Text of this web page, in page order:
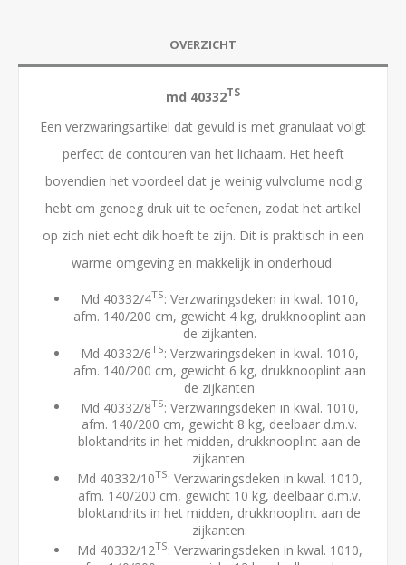
OVERZICHT
md 40332TS
Een verzwaringsartikel dat gevuld is met granulaat volgt
perfect de contouren van het lichaam. Het heeft
bovendien het voordeel dat je weinig vulvolume nodig
hebt om genoeg druk uit te oefenen, zodat het artikel
op zich niet echt dik hoeft te zijn. Dit is praktisch in een
warme omgeving en makkelijk in onderhoud.
Md 40332/4TS: Verzwaringsdeken in kwal. 1010,
afm. 140/200 cm, gewicht 4 kg, drukknooplint aan
de zijkanten.
Md 40332/6TS: Verzwaringsdeken in kwal. 1010,
afm. 140/200 cm, gewicht 6 kg, drukknooplint aan
de zijkanten
Md 40332/8TS: Verzwaringsdeken in kwal. 1010,
afm. 140/200 cm, gewicht 8 kg, deelbaar d.m.v.
bloktandrits in het midden, drukknooplint aan de
zijkanten.
Md 40332/10TS: Verzwaringsdeken in kwal. 1010,
afm. 140/200 cm, gewicht 10 kg, deelbaar d.m.v.
bloktandrits in het midden, drukknooplint aan de
zijkanten.
Md 40332/12TS: Verzwaringsdeken in kwal. 1010,